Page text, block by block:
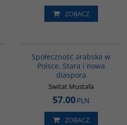
ZOBACZ
Społeczność arabska w
Polsce. Stara i nowa
diaspora
Switat Mustafa
57.00PLN
ZOBACZ